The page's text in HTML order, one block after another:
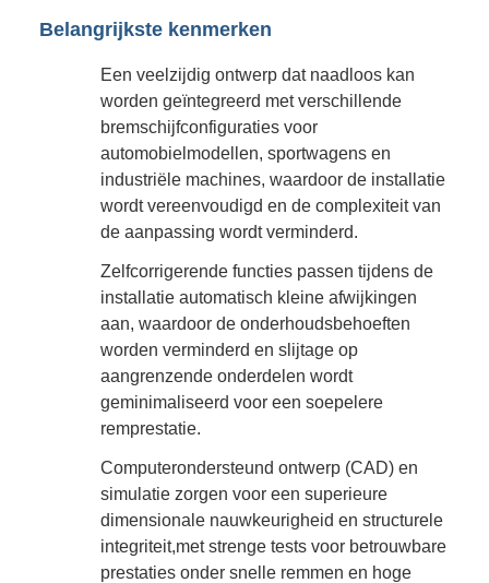
Belangrijkste kenmerken
Een veelzijdig ontwerp dat naadloos kan
worden geïntegreerd met verschillende
bremschijfconfiguraties voor
automobielmodellen, sportwagens en
industriële machines, waardoor de installatie
wordt vereenvoudigd en de complexiteit van
de aanpassing wordt verminderd.
Zelfcorrigerende functies passen tijdens de
installatie automatisch kleine afwijkingen
aan, waardoor de onderhoudsbehoeften
worden verminderd en slijtage op
aangrenzende onderdelen wordt
geminimaliseerd voor een soepelere
remprestatie.
Computerondersteund ontwerp (CAD) en
simulatie zorgen voor een superieure
dimensionale nauwkeurigheid en structurele
integriteit,met strenge tests voor betrouwbare
prestaties onder snelle remmen en hoge